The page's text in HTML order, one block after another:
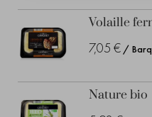
Volaille
7,05 € /
Nature bio